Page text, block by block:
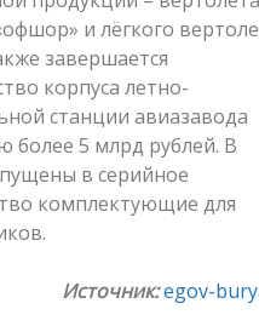
и лёгкого
завершается
корпуса летно-
станции авиазавода
более 5 млрд рублей. В
в серийное
комплектующие для
Источник:egov-